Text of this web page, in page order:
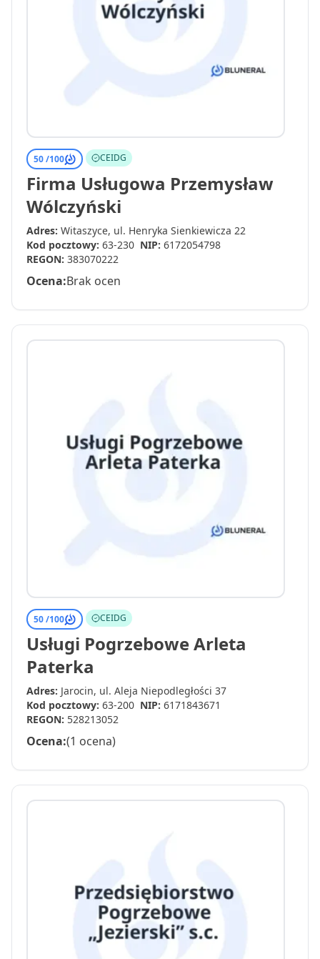
50 /100 CEIDG
Firma Usługowa Przemysław
Wólczyński
Adres: Witaszyce, ul. Henryka Sienkiewicza 22
Kod pocztowy: 63-230 NIP: 6172054798
REGON: 383070222
Ocena:Brak ocen
50 /100 CEIDG
Usługi Pogrzebowe Arleta
Paterka
Adres: Jarocin, ul. Aleja Niepodległości 37
Kod pocztowy: 63-200 NIP: 6171843671
REGON: 528213052
Ocena:(1 ocena)